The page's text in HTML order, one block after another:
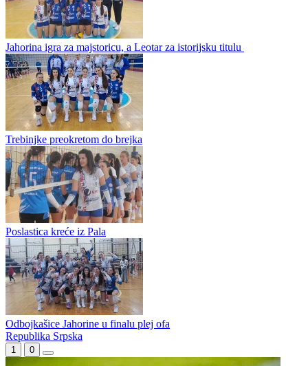
Vladan Savić na trenerskoj klupi ŽOK "Jahorina" Pale
Vladan Savić na klupi ŽOK "Jahorina" Pale Paljanskog prvoligaša
ŽOK Jahorinu u novoj sezoni sa trenerske klupe će predvoditi
Vladan Savić. Sava, kako ga zovu njegovi prijatelji, poznat je...
ŽOK Leotar ''preskočio'' Jahorinu
Jahorina igra za majstoricu, a Leotar za istorijsku titulu
Trebinjke preokretom do brejka